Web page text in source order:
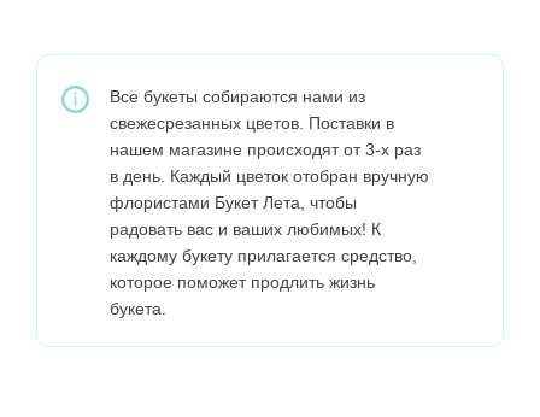
Все букеты собираются нами из
свежесрезанных цветов. Поставки в
нашем магазине происходят от 3-х раз
в день. Каждый цветок отобран вручную
флористами Букет Лета, чтобы
радовать вас и ваших любимых! К
каждому букету прилагается средство,
которое поможет продлить жизнь
букета.